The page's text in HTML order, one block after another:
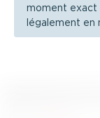
moment exact
légalement en